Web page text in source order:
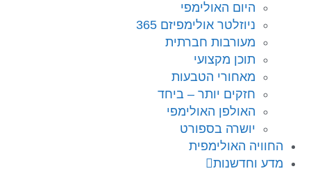
היום האולימפי
ניוזלטר אולימפיזם 365
מעורבות חברתית
תוכן מקצועי
מאחורי הטבעות
חזקים יותר – ביחד
האולפן האולימפי
יושרה בספורט
החוויה האולימפית
מדע וחדשנות